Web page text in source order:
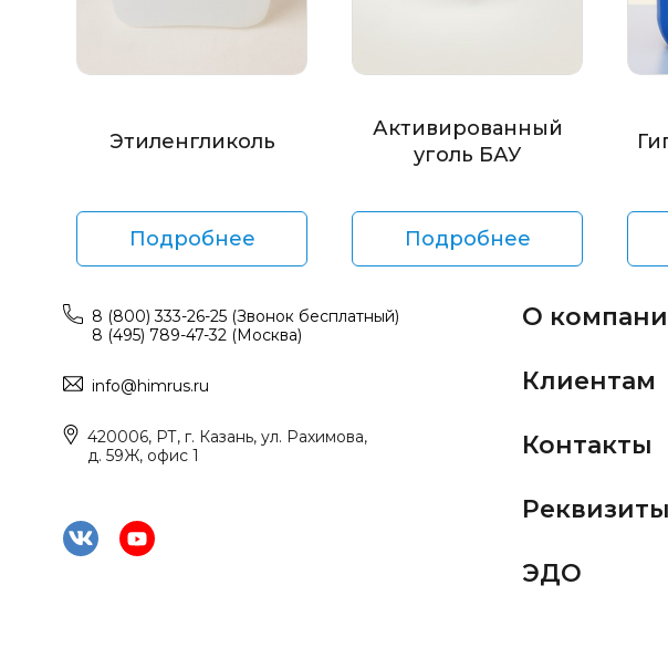
Этиленгликоль
Подробнее
Активированный
уголь БАУ
Подробнее
8 (800) 333-26-25 (Звонок бесплатный)
8 (495) 789-47-32 (Москва)
info@himrus.ru
420006, РТ, г. Казань, ул. Рахимова,
д. 59Ж, офис 1
О
Клиентам
Контакты
Реквизиты
ЭДО